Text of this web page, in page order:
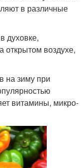
в различные
духовке,
открытом воздухе,
на зиму при
витамины, микро-